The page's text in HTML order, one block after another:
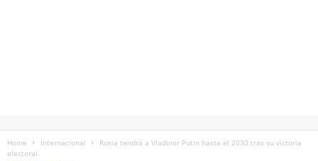
Home Internacional
Rusia tendrá a Vladimir Putin hasta el 2030 tras su victoria
electoral.